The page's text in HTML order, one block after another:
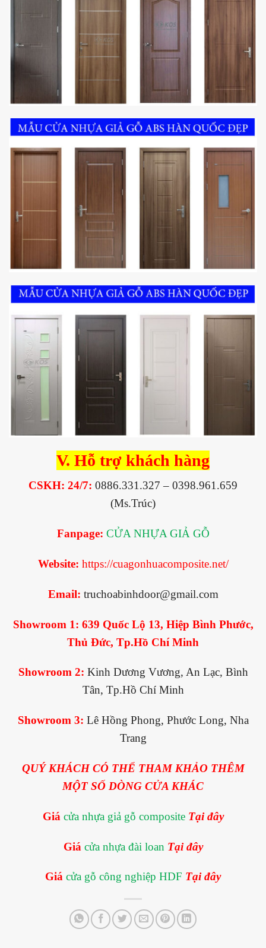
V. Hỗ trợ khách hàng
CSKH: 24/7: 0886.331.327 – 0398.961.659
(Ms.Trúc)
Fanpage: CỬA NHỰA GIẢ GỖ
Website: https://cuagonhuacomposite.net/
Email: truchoabinhdoor@gmail.com
Showroom 1: 639 Quốc Lộ 13, Hiệp Bình Phước,
Thủ Đức, Tp.Hồ Chí Minh
Showroom 2: Kinh Dương Vương, An Lạc, Bình
Tân, Tp.Hồ Chí Minh
Showroom 3: Lê Hồng Phong, Phước Long, Nha
Trang
QUÝ KHÁCH CÓ THỂ THAM KHẢO THÊM
MỘT SỐ DÒNG CỬA KHÁC
Giá cửa nhựa giả gỗ composite Tại đây
Giá cửa nhựa đài loan Tại đây
Giá cửa gỗ công nghiệp HDF Tại đây